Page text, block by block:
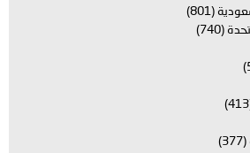
(801)
(740)
(377)